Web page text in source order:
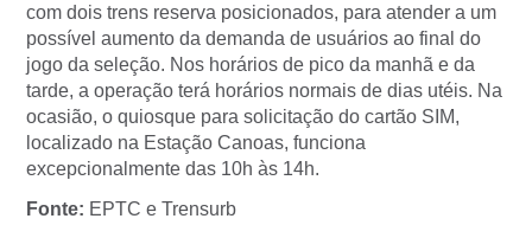
com dois trens reserva posicionados, para atender a um
possível aumento da demanda de usuários ao final do
jogo da seleção. Nos horários de pico da manhã e da
tarde, a operação terá horários normais de dias utéis. Na
ocasião, o quiosque para solicitação do cartão SIM,
localizado na Estação Canoas, funciona
excepcionalmente das 10h às 14h.
Fonte: EPTC e Trensurb